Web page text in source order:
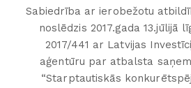
Sabiedrība ar ierobežotu
noslēdzis 2017.gada 13.jūlijā
2017/441 ar Latvijas
aģentūru par atbalsta
“Starptautiskās